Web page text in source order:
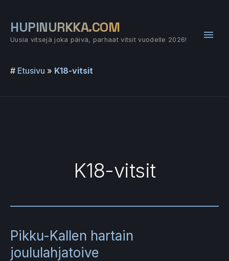
sisältöön
HUPINURKKA.COM
Uusia vitsejä joka päivä, parhaat vitsit vuodelle 2026!
# Etusivu » K18-vitsit
K18-vitsit
Pikku-Kallen hartain
joululahjatoive